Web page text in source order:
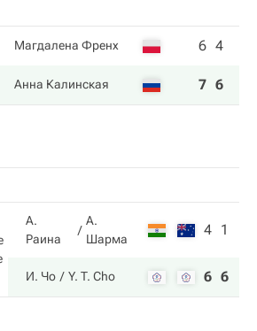
Магдалена Френх 6 4
Анна Калинская 7 6
А.
Раина
А.
Шарма
4 1
И. Чо Y. T. Cho 6 6